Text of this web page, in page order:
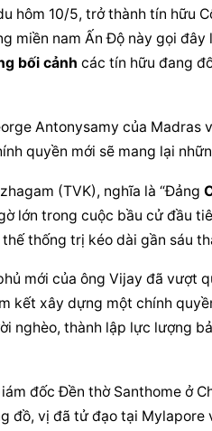
hôm 10/5, trở thành tín hữu
miền nam Ấn Độ này gọi
bối cảnh các tín hữu đang
Antonysamy của Madras
quyền mới sẽ mang lại
(TVK), nghĩa là “Đảng
lớn trong cuộc bầu cử đầu
thống trị kéo dài gần sáu
mới của ông Vijay đã vượt
kết xây dựng một chính
nghèo, thành lập lực lượng
đốc Đền thờ Santhome ở
đồ, vị đã tử đạo tại